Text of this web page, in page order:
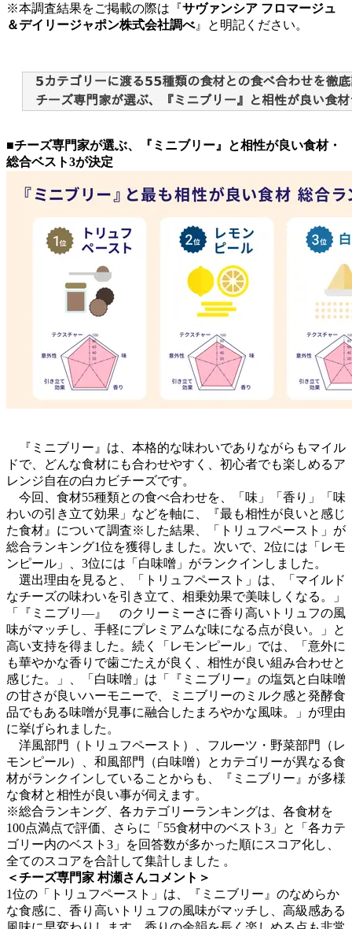
※本調査結果をご掲載の際は『サヴァンシア フロマージュ
＆デイリージャポン株式会社調べ』と明記ください。
■チーズ専門家が選ぶ、『ミニブリー』と相性が良い食材・
総合ベスト3が決定
『ミニブリー』は、本格的な味わいでありながらもマイル
ドで、どんな食材にも合わせやすく、初心者でも楽しめるア
レンジ自在の白カビチーズです。
今回、食材55種類との食べ合わせを、「味」「香り」「味
わいの引き立て効果」などを軸に、『最も相性が良いと感じ
た食材』について調査※した結果、「トリュフペースト」が
総合ランキング1位を獲得しました。次いで、2位には「レモ
ンピール」、3位には「白味噌」がランクインしました。
選出理由を見ると、「トリュフペースト」は、「マイルド
なチーズの味わいを引き立て、相乗効果で美味しくなる。」
「『ミニブリ―』 のクリーミーさに香り高いトリュフの風
味がマッチし、手軽にプレミアムな味になる点が良い。」と
高い支持を得ました。続く「レモンピール」では、「意外に
も華やかな香りで歯ごたえが良く、相性が良い組み合わせと
感じた。」、「白味噌」は「『ミニブリー』の塩気と白味噌
の甘さが良いハーモニーで、ミニブリーのミルク感と発酵食
品でもある味噌が見事に融合したまろやかな風味。」が理由
に挙げられました。
洋風部門（トリュフペースト）、フルーツ・野菜部門（レ
モンピール）、和風部門（白味噌）とカテゴリーが異なる食
材がランクインしていることからも、『ミニブリー』が多様
な食材と相性が良い事が伺えます。
※総合ランキング、各カテゴリーランキングは、各食材を
100点満点で評価、さらに「55食材中のベスト3」と「各カテ
ゴリー内のベスト3」を回答数が多かった順にスコア化し、
全てのスコアを合計して集計しました 。
＜チーズ専門家 村瀬さんコメント＞
1位の「トリュフペースト」は、『ミニブリー』のなめらか
な食感に、香り高いトリュフの風味がマッチし、高級感ある